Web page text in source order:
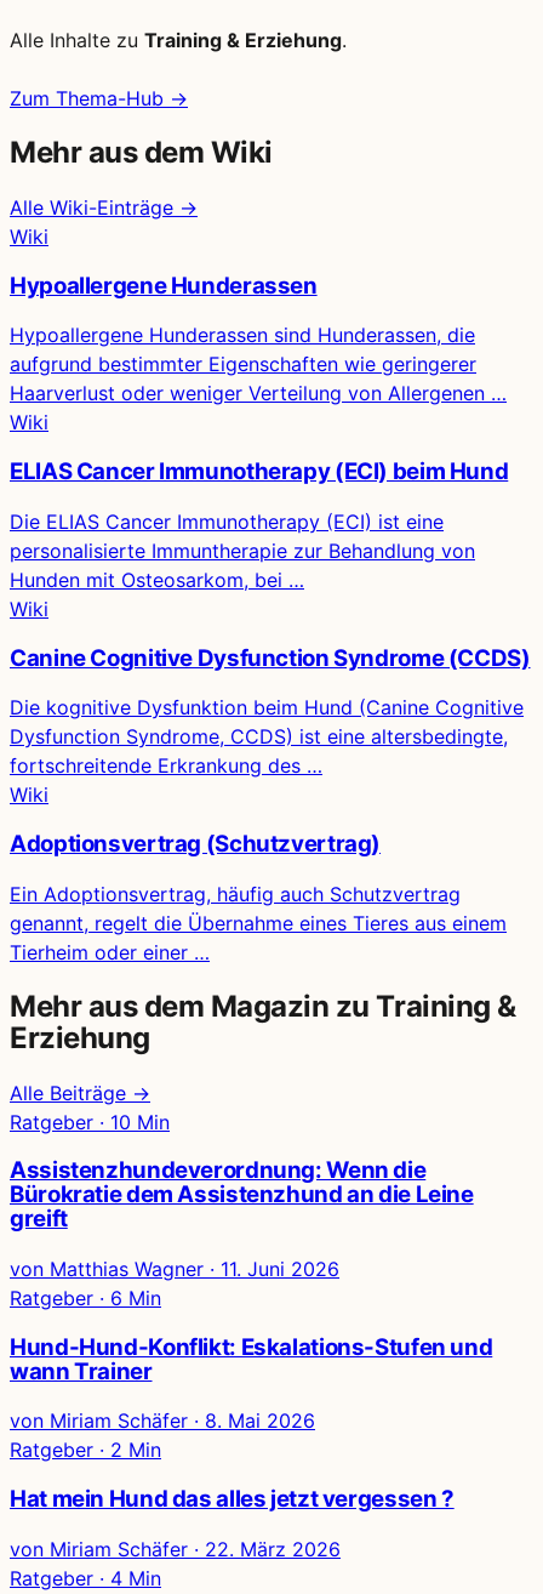
Alle Inhalte zu Training & Erziehung.
Zum Thema-Hub →
Mehr aus dem Wiki
Alle Wiki-Einträge →
Wiki
Hypoallergene Hunderassen
Hypoallergene Hunderassen sind Hunderassen, die
aufgrund bestimmter Eigenschaften wie geringerer
Haarverlust oder weniger Verteilung von Allergenen …
Wiki
ELIAS Cancer Immunotherapy (ECI) beim Hund
Die ELIAS Cancer Immunotherapy (ECI) ist eine
personalisierte Immuntherapie zur Behandlung von
Hunden mit Osteosarkom, bei …
Wiki
Canine Cognitive Dysfunction Syndrome (CCDS)
Die kognitive Dysfunktion beim Hund (Canine Cognitive
Dysfunction Syndrome, CCDS) ist eine altersbedingte,
fortschreitende Erkrankung des …
Wiki
Adoptionsvertrag (Schutzvertrag)
Ein Adoptionsvertrag, häufig auch Schutzvertrag
genannt, regelt die Übernahme eines Tieres aus einem
Tierheim oder einer …
Mehr aus dem Magazin zu Training &
Erziehung
Alle Beiträge →
Ratgeber · 10 Min
Assistenzhundeverordnung: Wenn die
Bürokratie dem Assistenzhund an die Leine
greift
von Matthias Wagner · 11. Juni 2026
Ratgeber · 6 Min
Hund-Hund-Konflikt: Eskalations-Stufen und
wann Trainer
von Miriam Schäfer · 8. Mai 2026
Ratgeber · 2 Min
Hat mein Hund das alles jetzt vergessen ?
von Miriam Schäfer · 22. März 2026
Ratgeber · 4 Min